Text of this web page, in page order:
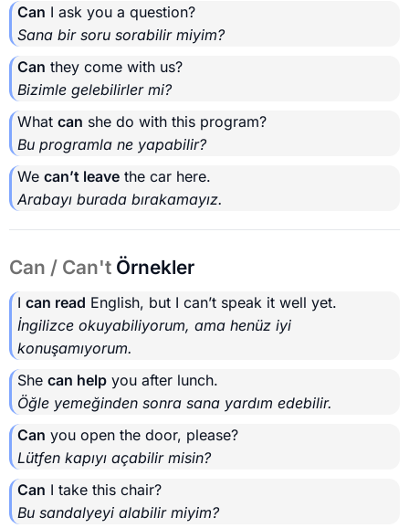
Can I ask you a question?
Sana bir soru sorabilir miyim?
Can they come with us?
Bizimle gelebilirler mi?
What can she do with this program?
Bu programla ne yapabilir?
We can’t leave the car here.
Arabayı burada bırakamayız.
Can / Can't Örnekler
I can read English, but I can’t speak it well yet.
İngilizce okuyabiliyorum, ama henüz iyi
konuşamıyorum.
She can help you after lunch.
Öğle yemeğinden sonra sana yardım edebilir.
Can you open the door, please?
Lütfen kapıyı açabilir misin?
Can I take this chair?
Bu sandalyeyi alabilir miyim?